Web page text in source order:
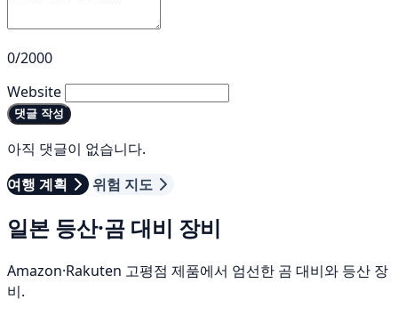
0/2000
Website
댓글 작성
아직 댓글이 없습니다.
여행 계획
위험 지도
일본 등산·곰 대비 장비
Amazon·Rakuten 고평점 제품에서 엄선한 곰 대비와 등산 장
비.